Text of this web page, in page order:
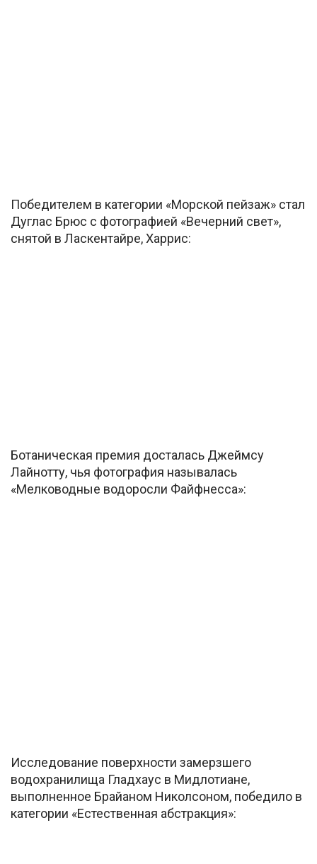
Победителем в категории «Морской пейзаж» стал
Дуглас Брюс с фотографией «Вечерний свет»,
снятой в Ласкентайре, Харрис:
Ботаническая премия досталась Джеймсу
Лайнотту, чья фотография называлась
«Мелководные водоросли Файфнесса»:
Исследование поверхности замерзшего
водохранилища Гладхаус в Мидлотиане,
выполненное Брайаном Николсоном, победило в
категории «Естественная абстракция»: